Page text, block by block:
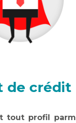
de crédit
tout profil